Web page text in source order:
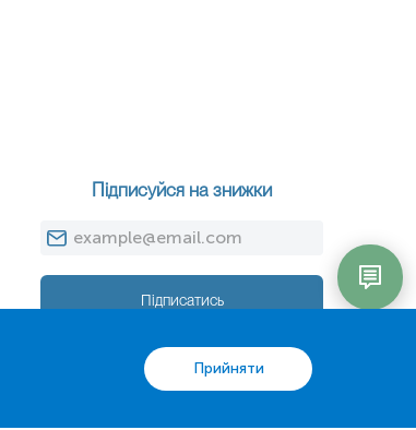
Прийняти
Підписуйся на знижки
Підписатись